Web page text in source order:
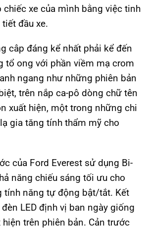
chiếc xe của mình bằng việc tinh
đầu xe.
câp đáng kể nhất phải kể đến
tổ ong với phần viềm mạ crom
ngang như những phiên bản
trên nắp ca-pô dòng chữ tên
xuất hiện, một trong những chi
gia tăng tính thẩm mỹ cho
của Ford Everest sử dụng Bi-
năng chiếu sáng tối ưu cho
tính năng tự động bật/tắt. Kết
LED định vị ban ngày giống
trên phiên bản. Cản trước